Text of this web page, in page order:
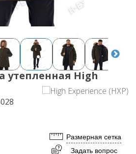
утепленная High
Размерная сетка
Задать вопрос